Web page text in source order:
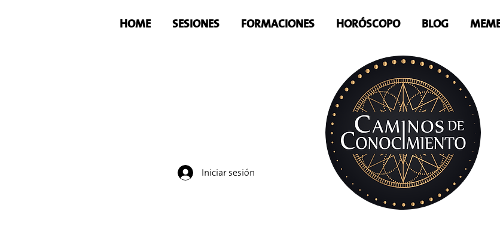
HOME SESIONES FORMACIONES HORÓSCOPO BLOG
Iniciar sesión